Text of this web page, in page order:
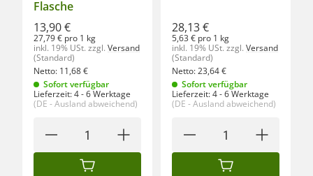
Flasche
13,90 €
27,79 € pro 1 kg
inkl. 19% USt. zzgl. Versand
(Standard)
Netto: 11,68€
Sofort verfügbar
Lieferzeit:4 - 6 Werktage
(DE - Ausland abweichend)
IN DEN WARENKORB
28,13 €
5,63 € pro 1 kg
inkl. 19% USt. zzgl. Versand
(Standard)
Netto:23,64€
Sofort verfügbar
Lieferzeit:4 - 6 Werktage
(DE - Ausland abweichend)
IN DEN WARENKORB